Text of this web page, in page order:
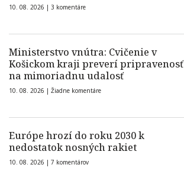
10. 08. 2026 | 3 komentáre
Ministerstvo vnútra: Cvičenie v
Košickom kraji preverí pripravenosť
na mimoriadnu udalosť
10. 08. 2026 | Žiadne komentáre
Európe hrozí do roku 2030 k
nedostatok nosných rakiet
10. 08. 2026 | 7 komentárov